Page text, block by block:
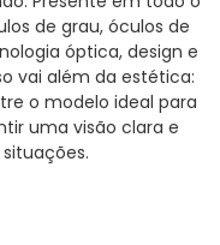
de grau, óculos de
óptica, design e
vai além da estética:
o modelo ideal para
uma visão clara e